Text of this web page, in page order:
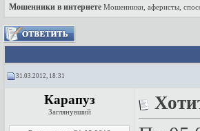
Мошенники в интернете Мошенники, аферисты,
31.03.2012, 18:31
Карапуз
Заглянувший